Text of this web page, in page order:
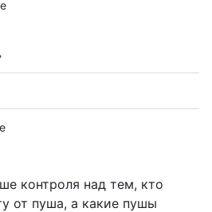
контроля над тем, кто
от пуша, а какие пушы